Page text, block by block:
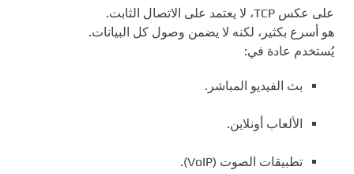
على عكس TCP، لا يعتمد على الاتصال الثابت.
هو أسرع بكثير، لكنه لا يضمن وصول كل البيانات.
يُستخدم عادة في:
بث الفيديو المباشر.
الألعاب أونلاين.
تطبيقات الصوت (VoIP).